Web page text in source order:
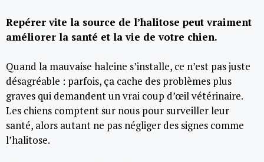
Repérer vite la source de l’halitose peut vraiment
améliorer la santé et la vie de votre chien.
Quand la mauvaise haleine s’installe, ce n’est pas juste
désagréable : parfois, ça cache des problèmes plus
graves qui demandent un vrai coup d’œil vétérinaire.
Les chiens comptent sur nous pour surveiller leur
santé, alors autant ne pas négliger des signes comme
l’halitose.